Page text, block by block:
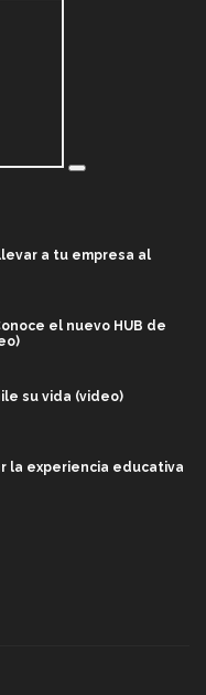
a tu empresa al
el nuevo HUB de
su vida (video)
la experiencia educativa